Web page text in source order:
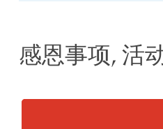
感恩事项, 活